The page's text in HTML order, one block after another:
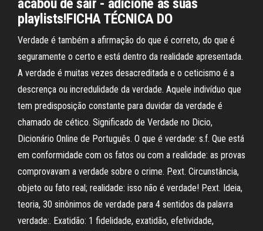
acabou de sair - adicione às suas
playlists!FICHA TÉCNICA DO
Verdade é também a afirmação do que é correto, do que é
seguramente o certo e está dentro da realidade apresentada.
A verdade é muitas vezes desacreditada e o ceticismo é a
descrença ou incredulidade da verdade. Aquele indivíduo que
tem predisposição constante para duvidar da verdade é
chamado de cético. Significado de Verdade no Dicio,
Dicionário Online de Português. O que é verdade: s.f. Que está
em conformidade com os fatos ou com a realidade: as provas
comprovavam a verdade sobre o crime. P.ext. Circunstância,
objeto ou fato real; realidade: isso não é verdade! P.ext. Ideia,
teoria, 30 sinônimos de verdade para 4 sentidos da palavra
verdade:. Exatidão: 1 fidelidade, exatidão, efetividade,